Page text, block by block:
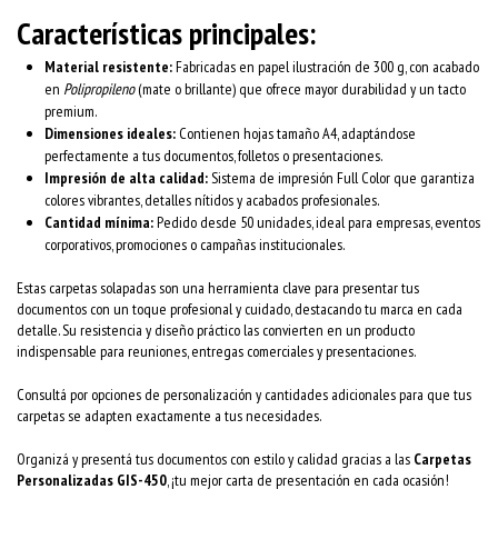
Características principales:
Material resistente:Fabricadas en papel ilustración de 300 g, con acabado
en Polipropileno(mate o brillante) que ofrece mayor durabilidad y un tacto
premium.
Dimensiones ideales: Contienen hojas tamaño A4, adaptándose
perfectamente a tus documentos, folletos o presentaciones.
Impresión de alta calidad: Sistema de impresión Full Color que garantiza
colores vibrantes, detalles nítidos y acabados profesionales.
Cantidad mínima:Pedido desde 50 unidades, ideal para empresas, eventos
corporativos, promociones o campañas institucionales.
Estas carpetas solapadas son una herramienta clave para presentar tus
documentos con un toque profesional y cuidado, destacando tu marca en cada
detalle. Su resistencia y diseño práctico las convierten en un producto
indispensable para reuniones, entregas comerciales y presentaciones.
Consultá por opciones de personalización y cantidades adicionales para que tus
carpetas se adapten exactamente a tus necesidades.
Organizá y presentá tus documentos con estilo y calidad gracias a las Carpetas
Personalizadas GIS-450 , ¡tu mejor carta de presentación en cada ocasión!